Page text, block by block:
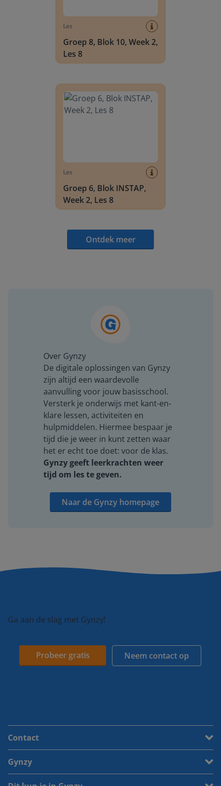
Les
Groep 8, Blok 10, Week 2,
Les 8
Les
Groep 6, Blok INSTAP,
Week 2, Les 8
Ontdek meer
Over Gynzy
De digitale oplossingen van Gynzy
zijn altijd een waardevolle
aanvulling voor jouw basisschool.
Versterk je onderwijs met kant-en-
klare lessen, activiteiten en
hulpmiddelen. Hiermee bespaar je
tijd die je weer in kunt zetten waar
het er echt toe doet: voor de klas.
Gynzy geeft leerkrachten weer
tijd om les te geven.
Naar de Gynzy homepage
Ga aan de slag met Gynzy!
Probeer gratis Neem contact op
Contact
Gynzy